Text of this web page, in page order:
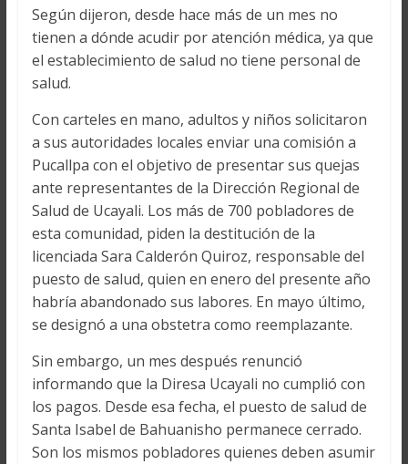
Según dijeron, desde hace más de un mes no
tienen a dónde acudir por atención médica, ya que
el establecimiento de salud no tiene personal de
salud.
Con carteles en mano, adultos y niños solicitaron
a sus autoridades locales enviar una comisión a
Pucallpa con el objetivo de presentar sus quejas
ante representantes de la Dirección Regional de
Salud de Ucayali. Los más de 700 pobladores de
esta comunidad, piden la destitución de la
licenciada Sara Calderón Quiroz, responsable del
puesto de salud, quien en enero del presente año
habría abandonado sus labores. En mayo último,
se designó a una obstetra como reemplazante.
Sin embargo, un mes después renunció
informando que la Diresa Ucayali no cumplió con
los pagos. Desde esa fecha, el puesto de salud de
Santa Isabel de Bahuanisho permanece cerrado.
Son los mismos pobladores quienes deben asumir